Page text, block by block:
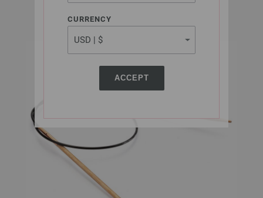
of America
CURRENCY
ACCEPT